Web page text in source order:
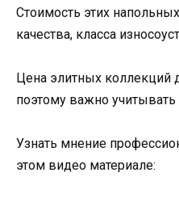
Стоимость этих
качества, класса
Цена элитных коллекций
поэтому важно учитывать
Узнать мнение
этом видео материале: